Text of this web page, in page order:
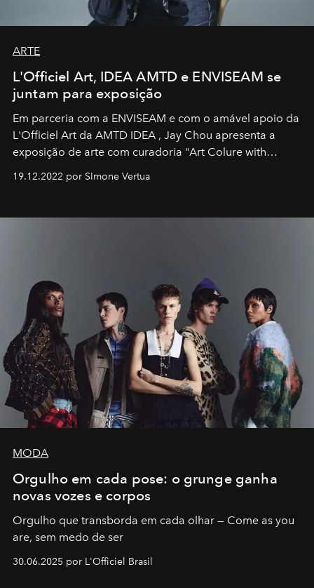
ARTE
L'Officiel Art, IDEA AMTD e ENVISEAM se
juntam para exposição
Em parceria com a ENVISEAM e com o amável apoio da
L'Officiel Art da AMTD IDEA , Jay Chou apresenta a
exposição de arte com curadoria "Art Colure with
19.12.2022 por SImone Vertua
MODA
Orgulho em cada pose: o grunge ganha
novas vozes e corpos
Orgulho que transborda em cada olhar — Come as you
are, sem medo de ser
30.06.2025 por L'Officiel Brasil